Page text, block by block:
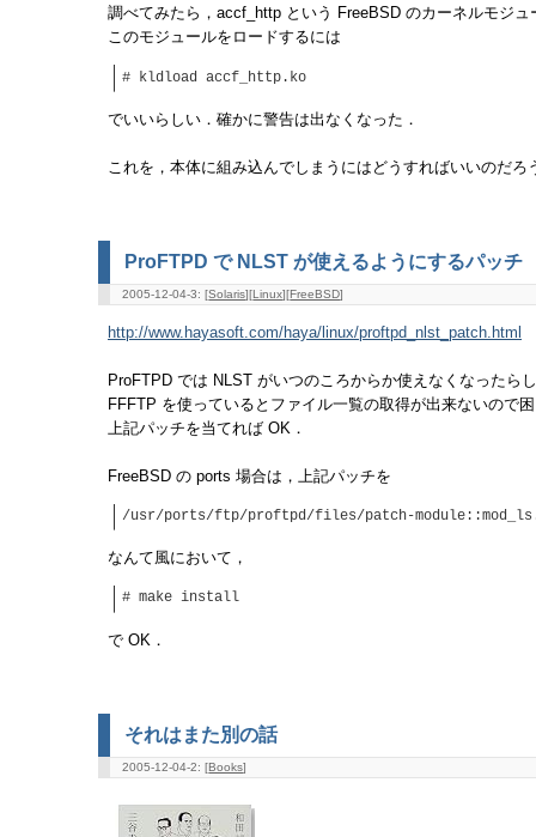
調べてみたら，accf_http という FreeBSD のカーネルモジ
このモジュールをロードするには
# kldload accf_http.ko
でいいらしい．確かに警告は出なくなった．
これを，本体に組み込んでしまうにはどうすればいいのだろ
ProFTPD で NLST が使えるようにするパッチ
2005-12-04-3: [Solaris][Linux][FreeBSD]
http://www.hayasoft.com/haya/linux/proftpd_nlst_patch.html
ProFTPD では NLST がいつのころからか使えなくなったら
FFFTP を使っているとファイル一覧の取得が出来ないので
上記パッチを当てれば OK．
FreeBSD の ports 場合は，上記パッチを
/usr/ports/ftp/proftpd/files/patch-
なんて風において，
# make install
で OK．
それはまた別の話
2005-12-04-2: [Books]